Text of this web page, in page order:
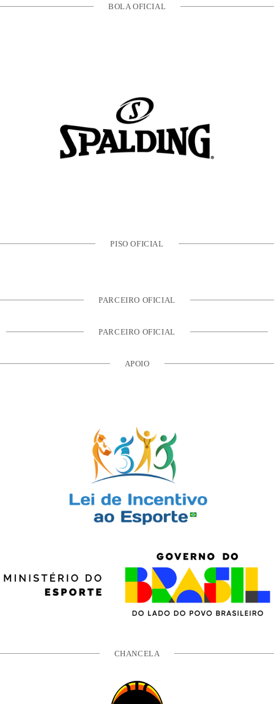
BOLA OFICIAL
PISO OFICIAL
PARCEIRO OFICIAL
PARCEIRO OFICIAL
APOIO
CHANCELA